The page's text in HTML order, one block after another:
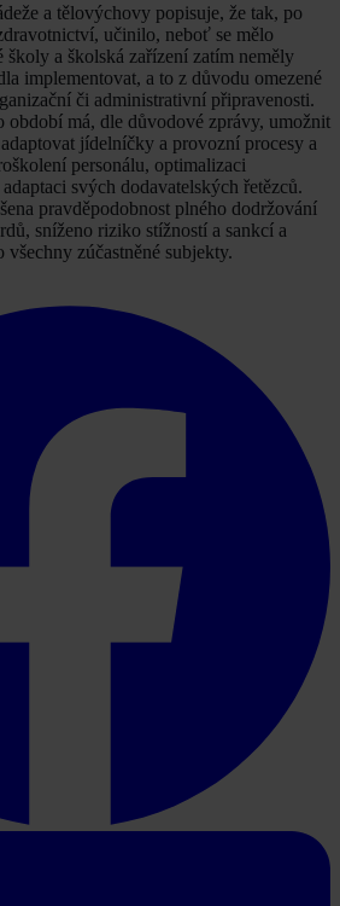
a tělovýchovy popisuje, že tak, po
učinilo, neboť se mělo
školy a školská zařízení zatím neměly
implementovat, a to z důvodu omezené
či administrativní připravenosti.
období má, dle důvodové zprávy, umožnit
jídelníčky a provozní procesy a
personálu, optimalizaci
svých dodavatelských řetězců.
pravděpodobnost plného dodržování
sníženo riziko stížností a sankcí a
zúčastněné subjekty.